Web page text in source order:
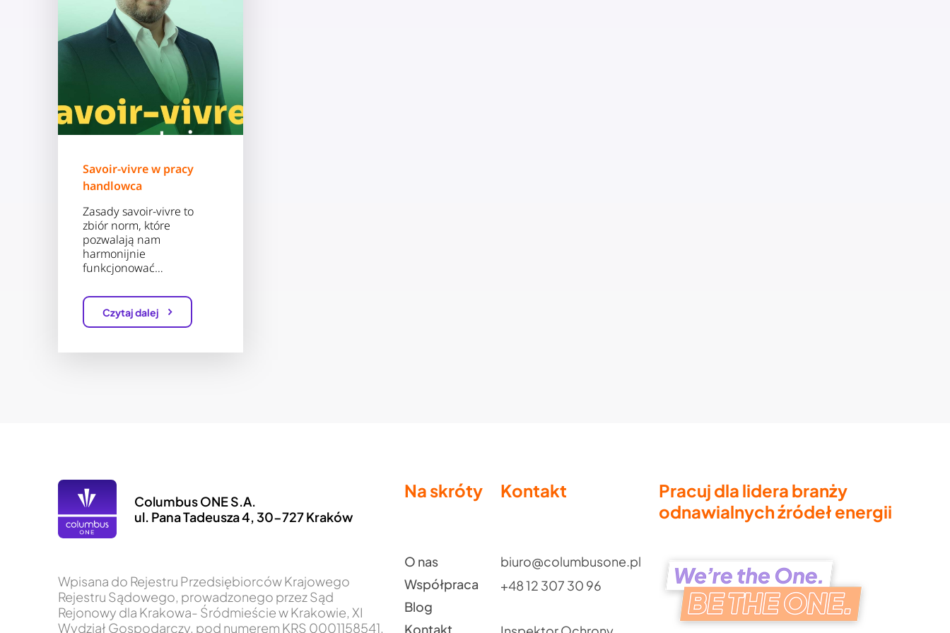
Savoir-vivre w pracy
handlowca
Zasady savoir-vivre to
zbiór norm, które
pozwalają nam
harmonijnie
funkcjonować…
Czytaj dalej
Columbus ONE S.A.
ul. Pana Tadeusza 4, 30-727 Kraków
Wpisana do Rejestru Przedsiębiorców Krajowego
Rejestru Sądowego, prowadzonego przez Sąd
Rejonowy dla Krakowa- Śródmieście w Krakowie, XI
Wydział Gospodarczy, pod numerem KRS 0001158541,
Na skróty
O nas
Współpraca
Blog
Kontakt
Kontakt
biuro@columbusone.pl
+48 12 307 30 96
Pracuj dla lidera branży
odnawialnych źródeł energii